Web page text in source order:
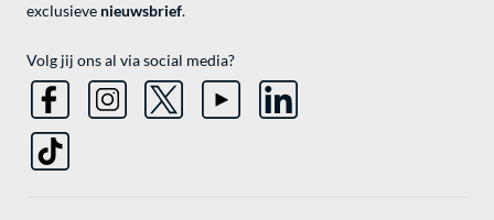
exclusieve nieuwsbrief.
Volg jij ons al via social media?